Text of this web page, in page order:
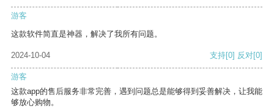
游客
这款软件简直是神器，解决了我所有问题。
2024-10-04 支持[0] 反对[0]
游客
这款app的售后服务非常完善，遇到问题总是能够得到妥善解决，让我能
够放心购物。